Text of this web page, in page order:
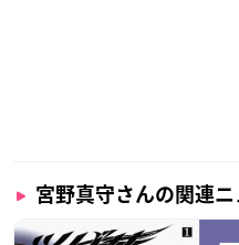
宮野真守さんの関連